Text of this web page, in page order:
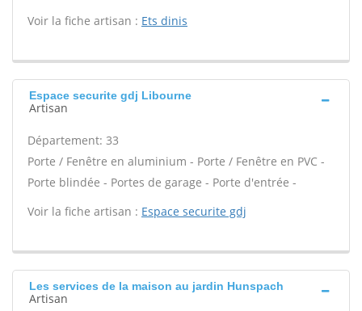
Voir la fiche artisan : Ets dinis
Espace securite gdj Libourne
Artisan
Département: 33
Porte / Fenêtre en aluminium - Porte / Fenêtre en PVC -
Porte blindée - Portes de garage - Porte d'entrée -
Voir la fiche artisan : Espace securite gdj
Les services de la maison au jardin Hunspach
Artisan